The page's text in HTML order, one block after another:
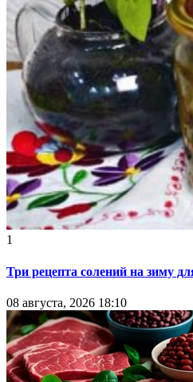
1
Три рецепта солений на зиму
08 августа, 2026 18:10